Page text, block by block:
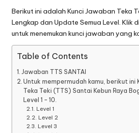
Berikut ini adalah Kunci Jawaban Teka
Lengkap dan Update Semua Level. Klik
untuk menemukan kunci jawaban yang
Table of Contents
Jawaban TTS SANTAI
Untuk mempermudah kamu, berikut ini
Teka Teki (TTS) Santai Kebun Raya
Level 1 – 10.
Level 1
Level 2
Level 3